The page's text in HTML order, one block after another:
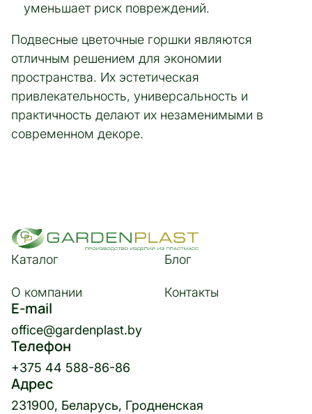
уменьшает риск повреждений.
Подвесные цветочные горшки являются
отличным решением для экономии
пространства. Их эстетическая
привлекательность, универсальность и
практичность делают их незаменимыми в
современном декоре.
Каталог Блог
О компании Контакты
E-mail
office@gardenplast.by
Телефон
+375 44 588-86-86
Адрес
231900, Беларусь, Гродненская